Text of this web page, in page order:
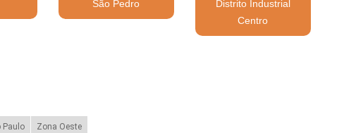
São Pedro
Distrito Industrial
Centro
Paulo Zona Oeste